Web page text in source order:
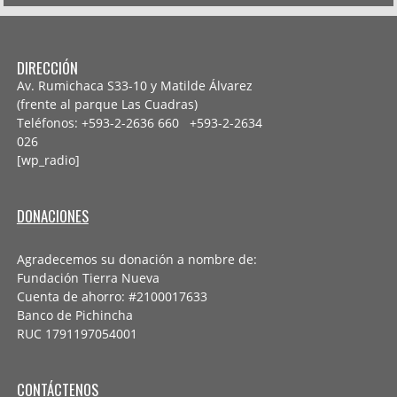
DIRECCIÓN
Av. Rumichaca S33-10 y Matilde Álvarez
(frente al parque Las Cuadras)
Teléfonos: +593-2-2636 660 +593-2-2634
026
[wp_radio]
DONACIONES
Agradecemos su donación a nombre de:
Fundación Tierra Nueva
Cuenta de ahorro: #2100017633
Banco de Pichincha
RUC 1791197054001
CONTÁCTENOS